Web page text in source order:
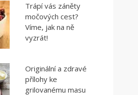
Trápí vás záněty
močových cest?
Víme, jak na ně
vyzrát!
Originální a zdravé
přílohy ke
grilovanému masu